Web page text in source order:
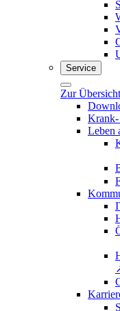
Service
Zur
Krank-
Leben